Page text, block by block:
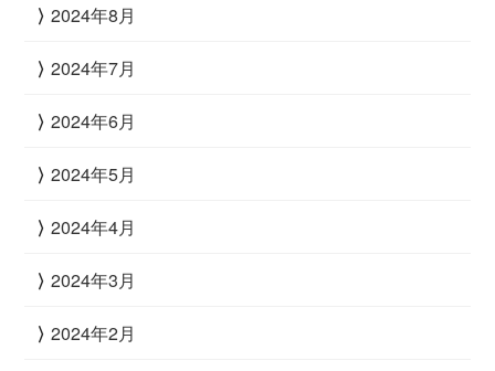
2024年8月
2024年7月
2024年6月
2024年5月
2024年4月
2024年3月
2024年2月